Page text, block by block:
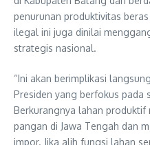
penurunan produktivitas
ilegal ini juga dinilai
strategis nasional.
“Ini akan berimplikasi
Presiden yang berfokus pada
Berkurangnya lahan produktif
pangan di Jawa Tengah dan
impor. Jika alih fungsi lahan